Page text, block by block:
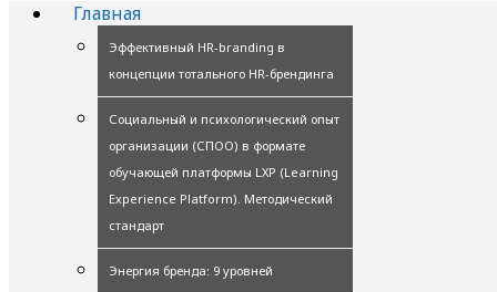
Главная
Эффективный HR-branding в
концепции тотального HR-брендинга
Социальный и психологический опыт
организации (СПОО) в формате
обучающей платформы LXP (Learning
Experience Platform). Методический
стандарт
Энергия бренда: 9 уровней